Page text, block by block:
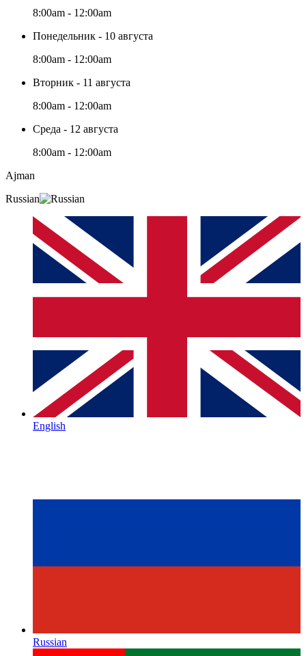
8:00am - 12:00am
Понедельник - 10 августа
8:00am - 12:00am
Вторник - 11 августа
8:00am - 12:00am
Среда - 12 августа
8:00am - 12:00am
Ajman
Russian
English
Russian